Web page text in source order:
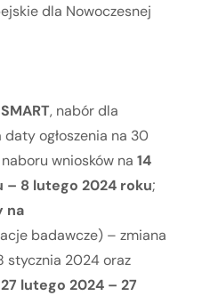
dla Nowoczesnej
, nabór dla
ogłoszenia na 30
wniosków na 14
– 8 lutego 2024 roku;
na
badawcze) – zmiana
stycznia 2024 oraz
27 lutego 2024 – 27